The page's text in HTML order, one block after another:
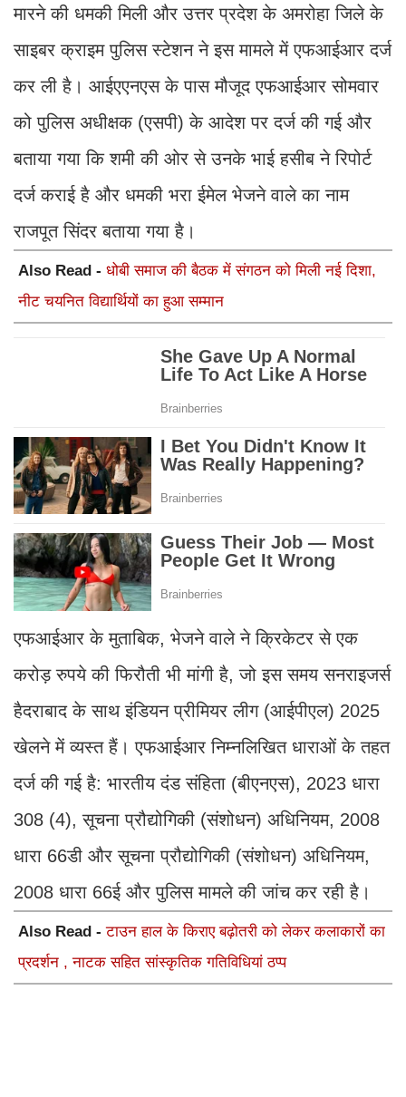
मारने की धमकी मिली और उत्तर प्रदेश के अमरोहा जिले के
साइबर क्राइम पुलिस स्टेशन ने इस मामले में एफआईआर दर्ज
कर ली है। आईएएनएस के पास मौजूद एफआईआर सोमवार
को पुलिस अधीक्षक (एसपी) के आदेश पर दर्ज की गई और
बताया गया कि शमी की ओर से उनके भाई हसीब ने रिपोर्ट
दर्ज कराई है और धमकी भरा ईमेल भेजने वाले का नाम
राजपूत सिंदर बताया गया है।
Also Read - धोबी समाज की बैठक में संगठन को मिली नई दिशा,
नीट चयनित विद्यार्थियों का हुआ सम्मान
एफआईआर के मुताबिक, भेजने वाले ने क्रिकेटर से एक
करोड़ रुपये की फिरौती भी मांगी है, जो इस समय सनराइजर्स
हैदराबाद के साथ इंडियन प्रीमियर लीग (आईपीएल) 2025
खेलने में व्यस्त हैं। एफआईआर निम्नलिखित धाराओं के तहत
दर्ज की गई है: भारतीय दंड संहिता (बीएनएस), 2023 धारा
308 (4), सूचना प्रौद्योगिकी (संशोधन) अधिनियम, 2008
धारा 66डी और सूचना प्रौद्योगिकी (संशोधन) अधिनियम,
2008 धारा 66ई और पुलिस मामले की जांच कर रही है।
Also Read -टाउन हाल के किराए बढ़ोतरी को लेकर कलाकारों का
प्रदर्शन , नाटक सहित सांस्कृतिक गतिविधियां ठप्प